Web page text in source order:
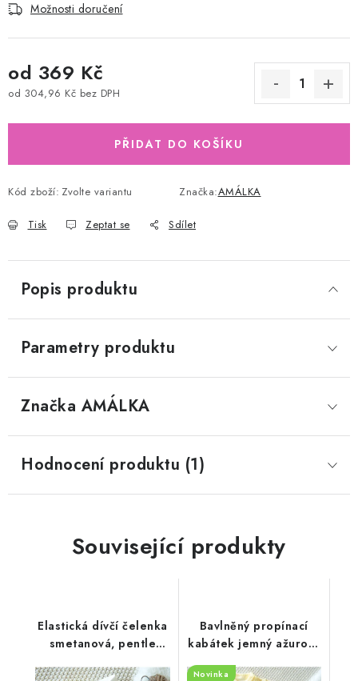
Možnosti doručení
od 369 Kč
od 304,96 Kč bez DPH
PŘIDAT DO KOŠÍKU
Kód zboží: Zvolte variantu Značka:AMÁLKA
Tisk Zeptat se Sdílet
Popis produktu
Parametry produktu
Značka AMÁLKA
Hodnocení produktu (1)
Související produkty
Elastická dívčí čelenka
smetanová, pentle
Bavlněný propínací
kabátek jemný ažurový
vzor, sluníčkově žlutý
Novinka